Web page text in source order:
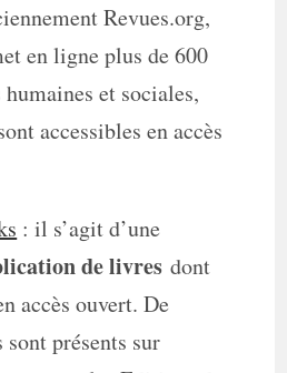
Revues.org,
en ligne plus de 600
et sociales,
accessibles en accès
: il s’agit d’une
de livres dont
accès ouvert. De
présents sur